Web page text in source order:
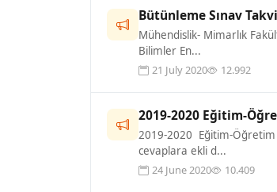
Bütünleme Sınav
Mühendislik- Mimarlık
Bilimler En...
21 July 2020
12.992
2019-2020 Eğitim-
2019-2020 Eğitim-
cevaplara ekli d...
24 June 2020
10.409